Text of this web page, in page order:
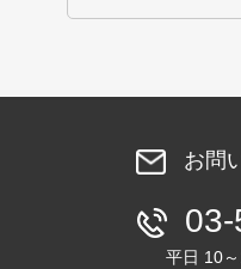
お問
平日 10